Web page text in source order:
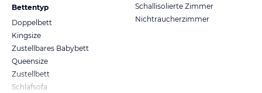
Bettentyp
Doppelbett
Kingsize
Zustellbares Babybett
Queensize
Zustellbett
Schlafsofa
Schallisolierte Zimmer
Nichtraucherzimmer